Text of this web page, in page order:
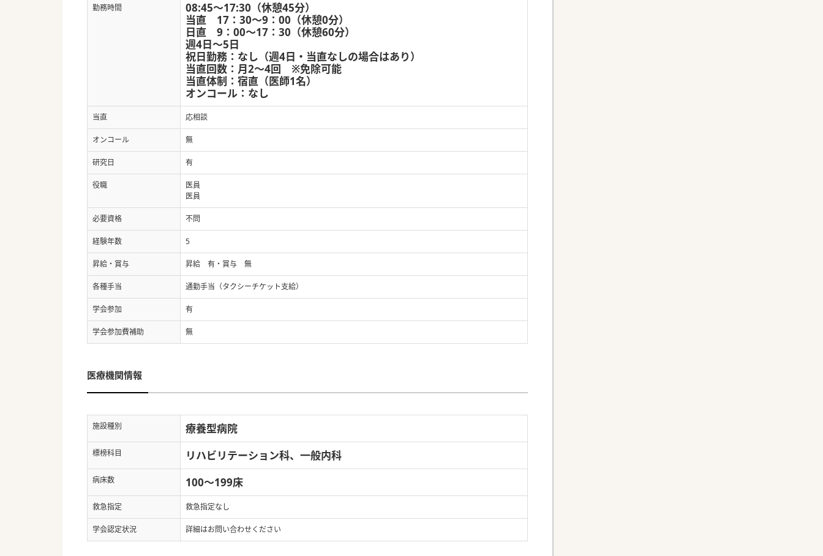
勤務時間
08:45～17:30（休憩45分）
当直 17：30～9：00（休憩0分）
日直 9：00～17：30（休憩60分）
週4日～5日
祝日勤務：なし（週4日・当直なしの場合はあり）
当直回数：月2～4回 ※免除可能
当直体制：宿直（医師1名）
オンコール：なし
当直 応相談
オンコール 無
研究日 有
役職
医員
医員
必要資格 不問
経験年数 5
昇給・賞与 昇給 有・賞与 無
各種手当 通勤手当（タクシーチケット支給）
学会参加 有
学会参加費補助 無
医療機関情報
施設種別 療養型病院
標榜科目 リハビリテーション科、一般内科
病床数 100～199床
救急指定 救急指定なし
学会認定状況 詳細はお問い合わせください